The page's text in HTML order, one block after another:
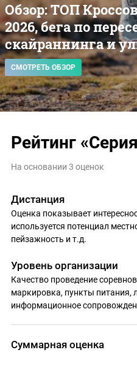
Обзор: ТОП
2026, бега по
скайраннинга и
СМОТРЕТЬ ОБЗОР
Рейтинг
На основании 3 оценок
Дистанция
Оценка показывает
используется потенциал
пейзажность и т.д.
Уровень организации
Качество проведение
маркировка, пункты питания,
информационное
Суммарная оценка